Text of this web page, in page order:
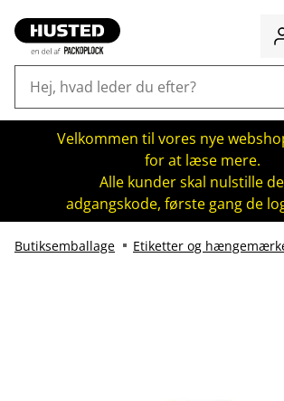
Velkommen til vores nye
for at læse mere.
Alle kunder skal nulstille
adgangskode, første gang de
Butiksemballage Etiketter og